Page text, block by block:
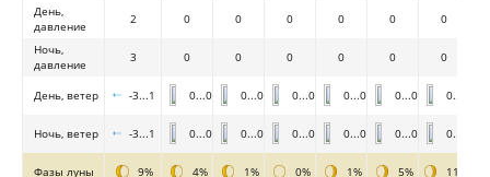
День,
давление
2 0 0 0 0 0
0
Ночь,
давление
3 0 0 0 0 0 0
День, ветер -3...1 0...0 0...0 0...0 0...0 0...0 0...0
Ночь, ветер -3...1 0...0 0...0 0...0 0...0 0...0 0...0
Фазы луны 9% 4% 1% 0% 1% 5% 11%